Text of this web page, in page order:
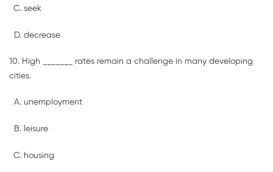
seek
decrease
10. High _______ rates remain a challenge in many developing
cities.
unemployment
leisure
housing